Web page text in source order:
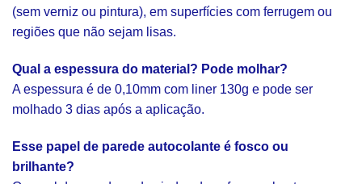
(sem verniz ou pintura), em superfícies com ferrugem ou
regiões que não sejam lisas.
Qual a espessura do material? Pode molhar?
A espessura é de 0,10mm com liner 130g e pode ser
molhado 3 dias após a aplicação.
Esse papel de parede autocolante é fosco ou
brilhante?